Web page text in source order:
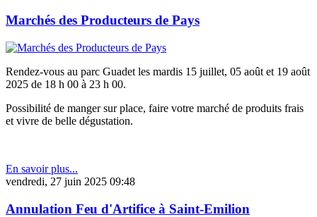
Marchés des Producteurs de Pays
Rendez-vous au parc Guadet les mardis 15 juillet, 05 août et 19 août
2025 de 18 h 00 à 23 h 00.
Possibilité de manger sur place, faire votre marché de produits frais
et vivre de belle dégustation.
En savoir plus...
vendredi, 27 juin 2025 09:48
Annulation Feu d'Artifice à Saint-Emilion